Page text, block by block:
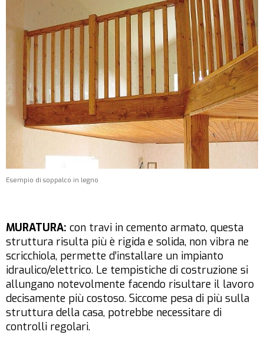
Esempio di soppalco in legno
MURATURA: con travi in cemento armato, questa
struttura risulta più è rigida e solida, non vibra ne
scricchiola, permette d’installare un impianto
idraulico/elettrico. Le tempistiche di costruzione si
allungano notevolmente facendo risultare il lavoro
decisamente più costoso. Siccome pesa di più sulla
struttura della casa, potrebbe necessitare di
controlli regolari.